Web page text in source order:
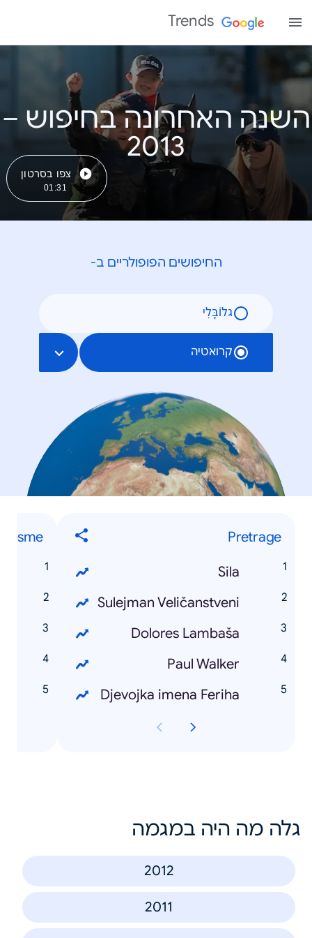
Trends
השנה האחרונה בחיפוש –
צפו בסרטון
01:31
החיפושים הפופולריים ב-
גלוֹבָּלִי
קרואטיה
Pretrage
Sila
Sulejman Veličanstveni
Dolores Lambaša
Paul Walker
Djevojka imena Feriha
גלה מה היה במגמה
2012
2011